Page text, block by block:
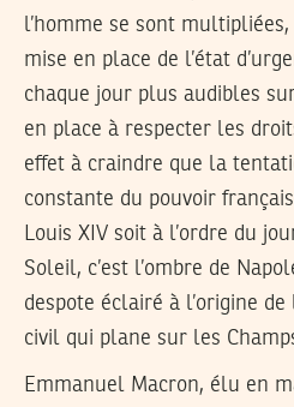
l’homme se sont
mise en place de l’état
chaque jour plus audibles
en place à respecter les
effet à craindre que la
constante du pouvoir
Louis XIV soit à l’ordre du
Soleil, c’est l’ombre de
despote éclairé à l’origine de
civil qui plane sur les
Emmanuel Macron, élu en